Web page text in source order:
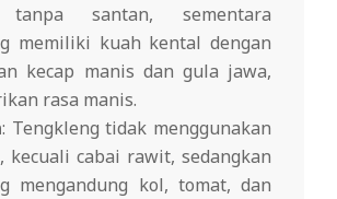
santan, sementara
memiliki kuah kental dengan
kecap manis dan gula jawa,
rasa manis.
: Tengkleng tidak menggunakan
kecuali cabai rawit, sedangkan
mengandung kol, tomat, dan